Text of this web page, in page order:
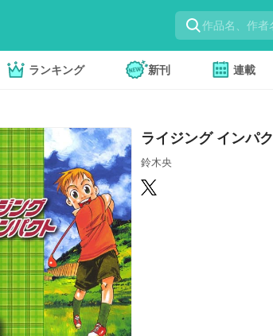
ランキング 新刊 連載
ライジング インパ
鈴木央